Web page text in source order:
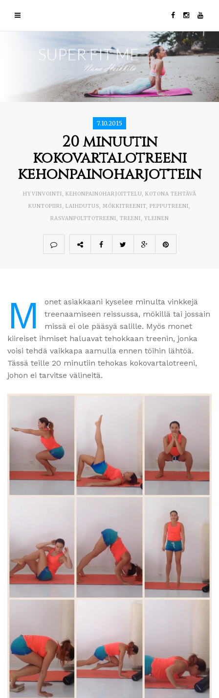
7.10.2015
20 minuutin
kokovartalotreeni
kehonpainoharjottein
HYVINVOINTI, KEHONPAINOHARJOITTELU, KOTONA TEHTÄVÄ
KUNTOPIIRI, LAIHDUTUS, MÖKKITREENIT, PEPPUTREENI,
RASVANPOLTTOTREENI, TREENI, YLEINEN
M
onet asiakkaani kyselee minulta vinkkejä
treenaamiseen reissussa, mökillä tai jossain
missä ei ole pääsyä salille. Myös monet
kiireiset ihmiset haluavat tehokkaan treenin, jonka
voisi tehdä vaikkapa aamulla ennen töihin lähtöä.
Tässä teille 20 minutiin tehokas kokovartalotreeni,
johon ei tarvitse välineitä.